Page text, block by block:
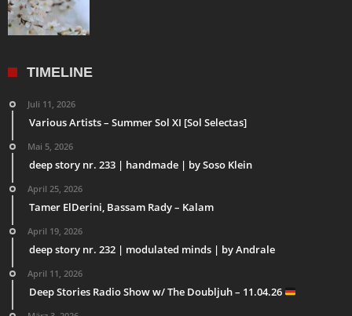
TIMELINE
Juli 11, 2026
Various Artists – Summer Sol XI [Sol Selectas]
Mai 5, 2026
deep story nr. 233 | handmade | by Soso Klein
April 25, 2026
Tamer ElDerini, Bassam Rady – Kalam
April 19, 2026
deep story nr. 232 | modulated minds | by Andrale
April 11, 2026
Deep Stories Radio Show w/ The Doubljuh – 11.04.26